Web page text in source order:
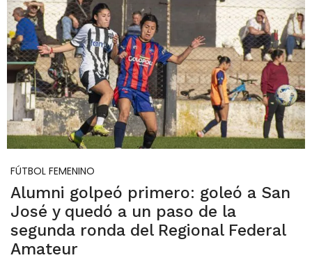
FÚTBOL FEMENINO
Alumni golpeó primero: goleó a San
José y quedó a un paso de la
segunda ronda del Regional Federal
Amateur